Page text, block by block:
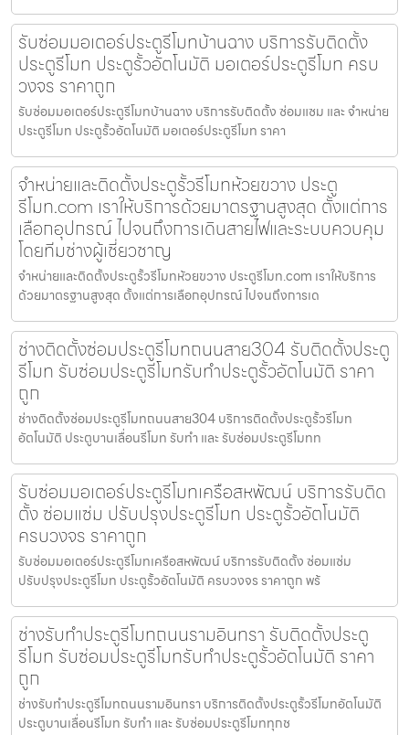
รับซ่อมมอเตอร์ประตูรีโมทบ้านฉาง บริการรับติดตั้ง
ประตูรีโมท ประตูรั้วอัตโนมัติ มอเตอร์ประตูรีโมท ครบ
วงจร ราคาถูก
รับซ่อมมอเตอร์ประตูรีโมทบ้านฉาง บริการรับติดตั้ง ซ่อมแซม และ จำหน่าย
ประตูรีโมท ประตูรั้วอัตโนมัติ มอเตอร์ประตูรีโมท ราคา
จำหน่ายและติดตั้งประตูรั้วรีโมทห้วยขวาง ประตู
รีโมท.com เราให้บริการด้วยมาตรฐานสูงสุด ตั้งแต่การ
เลือกอุปกรณ์ ไปจนถึงการเดินสายไฟและระบบควบคุม
โดยทีมช่างผู้เชี่ยวชาญ
จำหน่ายและติดตั้งประตูรั้วรีโมทห้วยขวาง ประตูรีโมท.com เราให้บริการ
ด้วยมาตรฐานสูงสุด ตั้งแต่การเลือกอุปกรณ์ ไปจนถึงการเด
ช่างติดตั้งซ่อมประตูรีโมทถนนสาย304 รับติดตั้งประตู
รีโมท รับซ่อมประตูรีโมทรับทำประตูรั้วอัตโนมัติ ราคา
ถูก
ช่างติดตั้งซ่อมประตูรีโมทถนนสาย304 บริการติดตั้งประตูรั้วรีโมท
อัตโนมัติ ประตูบานเลื่อนรีโมท รับทำ และ รับซ่อมประตูรีโมทท
รับซ่อมมอเตอร์ประตูรีโมทเครือสหพัฒน์ บริการรับติด
ตั้ง ซ่อมแซ่ม ปรับปรุงประตูรีโมท ประตูรั้วอัตโนมัติ
ครบวงจร ราคาถูก
รับซ่อมมอเตอร์ประตูรีโมทเครือสหพัฒน์ บริการรับติดตั้ง ซ่อมแซ่ม
ปรับปรุงประตูรีโมท ประตูรั้วอัตโนมัติ ครบวงจร ราคาถูก พร้
ช่างรับทำประตูรีโมทถนนรามอินทรา รับติดตั้งประตู
รีโมท รับซ่อมประตูรีโมทรับทำประตูรั้วอัตโนมัติ ราคา
ถูก
ช่างรับทำประตูรีโมทถนนรามอินทรา บริการติดตั้งประตูรั้วรีโมทอัตโนมัติ
ประตูบานเลื่อนรีโมท รับทำ และ รับซ่อมประตูรีโมททุกช